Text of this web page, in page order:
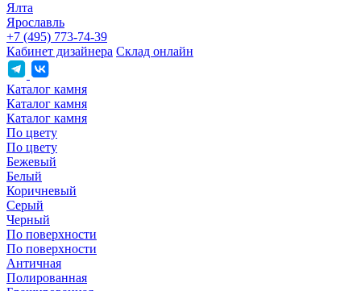
Ялта
Ярославль
+7 (495) 773-74-39
Кабинет дизайнера Склад онлайн
Каталог камня
Каталог камня
Каталог камня
По цвету
По цвету
Бежевый
Белый
Коричневый
Серый
Черный
По поверхности
По поверхности
Античная
Полированная